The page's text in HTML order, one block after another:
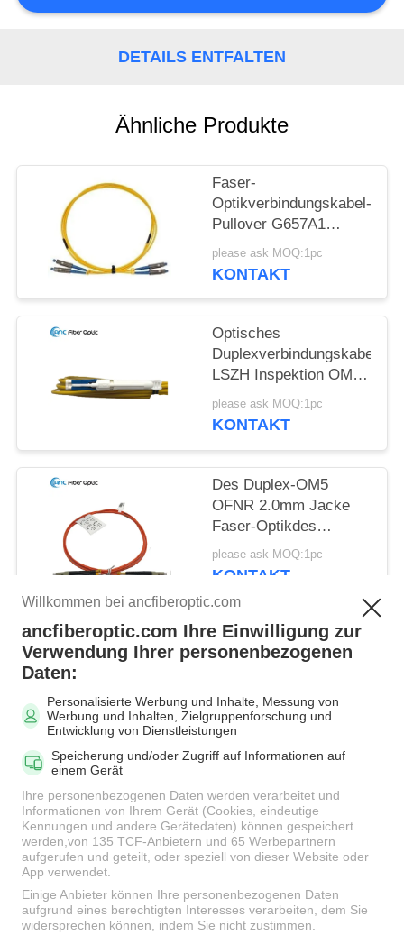
FÄLLE
DETAILS ENTFALTEN
Ähnliche Produkte
Faser-
Optikverbindungskabel-
Pullover G657A1
G657A2 G652D aus
optischen Fasern
please ask MOQ:1pc
KONTAKT
Optisches
Duplexverbindungskabel
LSZH Inspektion OM2
OM3 OM5
Verbindungskabel-
please ask MOQ:1pc
KONTAKT
Des Duplex-OM5
OFNR 2.0mm Jacke
Faser-Optikdes
verbindungskabel-in
mehreren Betriebsarten
please ask MOQ:1pc
KONTAKT
Beliebte Kategorien Alle
MPO Glasfaserkabel LWL-Patchkabel
Faser-
Verbindungsstücke
LWL Pigtail LWL Dämpfungsglied
Fiber Optic-Splitter LWL-Kabel
Willkommen bei ancfiberoptic.com
ancfiberoptic.com Ihre Einwilligung zur
Verwendung Ihrer personenbezogenen
Daten:
Personalisierte Werbung und Inhalte, Messung von
Werbung und Inhalten, Zielgruppenforschung und
Entwicklung von Dienstleistungen
Speicherung und/oder Zugriff auf Informationen auf
einem Gerät
Ihre personenbezogenen Daten werden verarbeitet und
Informationen von Ihrem Gerät (Cookies, eindeutige
Kennungen und andere Gerätedaten) können gespeichert
werden,von 135 TCF-Anbietern und 65 Werbepartnern
aufgerufen und geteilt, oder speziell von dieser Website oder
App verwendet.
Einige Anbieter können Ihre personenbezogenen Daten
aufgrund eines berechtigten Interesses verarbeiten, dem Sie
widersprechen können, indem Sie nicht zustimmen.